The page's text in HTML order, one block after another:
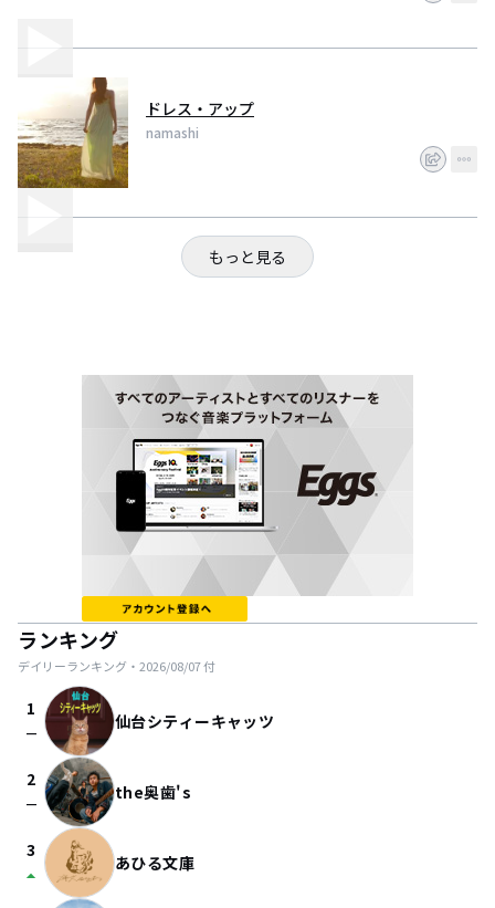
ドレス・アップ
namashi
もっと見る
ランキング
デイリーランキング・ 2026/08/07付
1
check_indeterminate_small 仙台シティーキャッツ
2
check_indeterminate_small the奥歯's
3
arrow_drop_up あひる文庫